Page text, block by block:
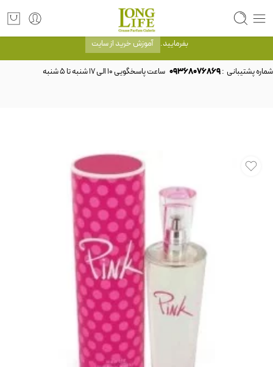
توجه! برند لانگ لایف رایحه های معروف را با شیشه و بسته بندی خود شرکت لانگ لایف
عرضه می کند.که با انتخاب حجم هر ادکلنی می توانید شیشه و بسته بندی را ملاحظه
بفرمایید. آموزش خرید از سایت
شماره پشتیبانی :09368076869